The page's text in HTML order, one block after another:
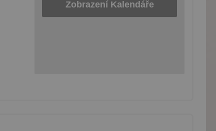
Zobrazení Kalendáře